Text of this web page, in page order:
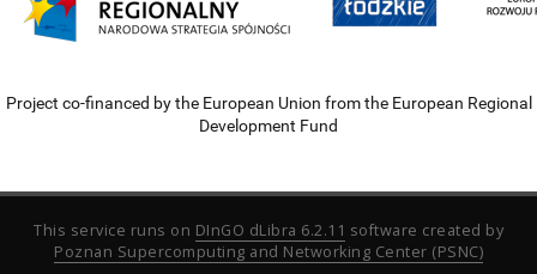
Project co-financed by the European Union from the European Regional
Development Fund
This service runs on DInGO dLibra 6.2.11 software created by
Poznan Supercomputing and Networking Center (PSNC)